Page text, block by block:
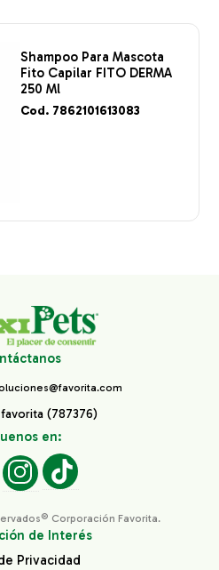
Shampoo Para Mascota
Fito Capilar FITO DERMA
250 Ml
Cod. 7862101613083
favorita (787376)
en:
Corporación Favorita.
de Interés
Privacidad